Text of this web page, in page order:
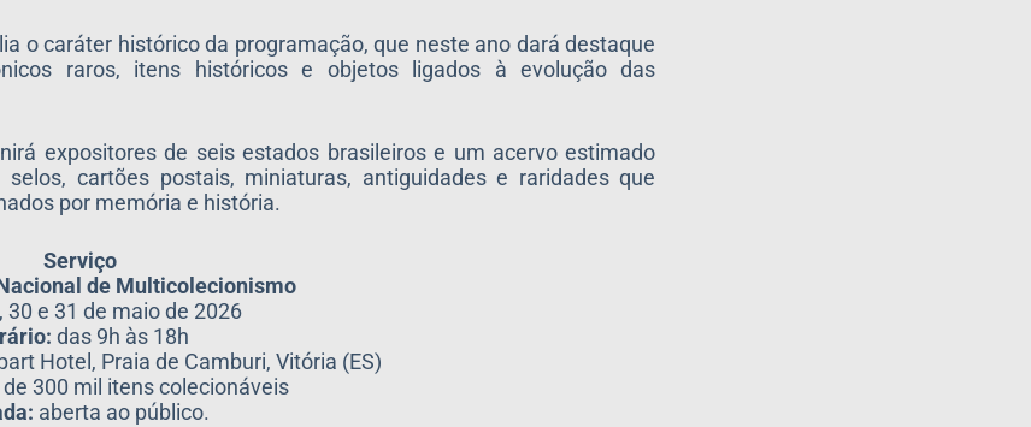
o caráter histórico da programação, que neste ano dará destaque
raros, itens históricos e objetos ligados à evolução das
expositores de seis estados brasileiros e um acervo estimado
cartões postais, miniaturas, antiguidades e raridades que
por memória e história.
Serviço
de Multicolecionismo
30 e 31 de maio de 2026
das 9h às 18h
Hotel, Praia de Camburi, Vitória (ES)
300 mil itens colecionáveis
aberta ao público.